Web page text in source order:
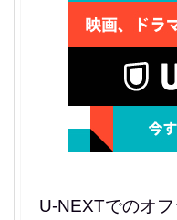
U-NEXTでのオ